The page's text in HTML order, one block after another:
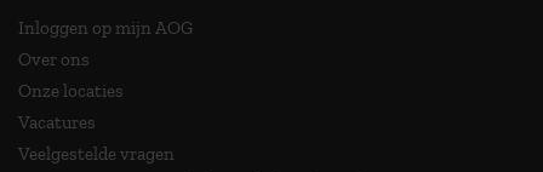
Inloggen op mijn AOG
Over ons
Onze locaties
Vacatures
Veelgestelde vragen